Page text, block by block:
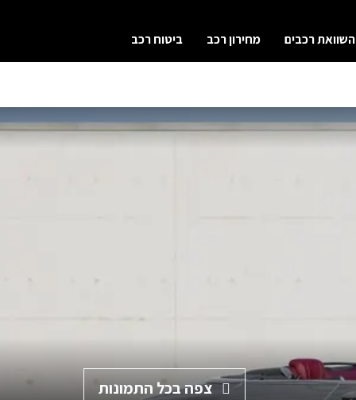
השוואת רכבים מחירון רכב ביטוח רכב
צפה בכל התמונות